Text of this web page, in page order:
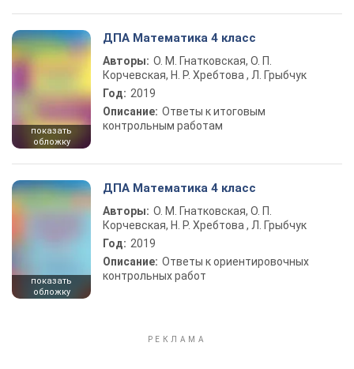
показать
обложку
ДПА Математика 4 класс
Авторы: О. М. Гнатковская, О. П.
Корчевская, Н. Р. Хребтова , Л. Грыбчук
Год: 2019
Описание: Ответы к итоговым
контрольным работам
показать
обложку
ДПА Математика 4 класс
Авторы: О. М. Гнатковская, О. П.
Корчевская, Н. Р. Хребтова , Л. Грыбчук
Год: 2019
Описание: Ответы к ориентировочных
контрольных работ